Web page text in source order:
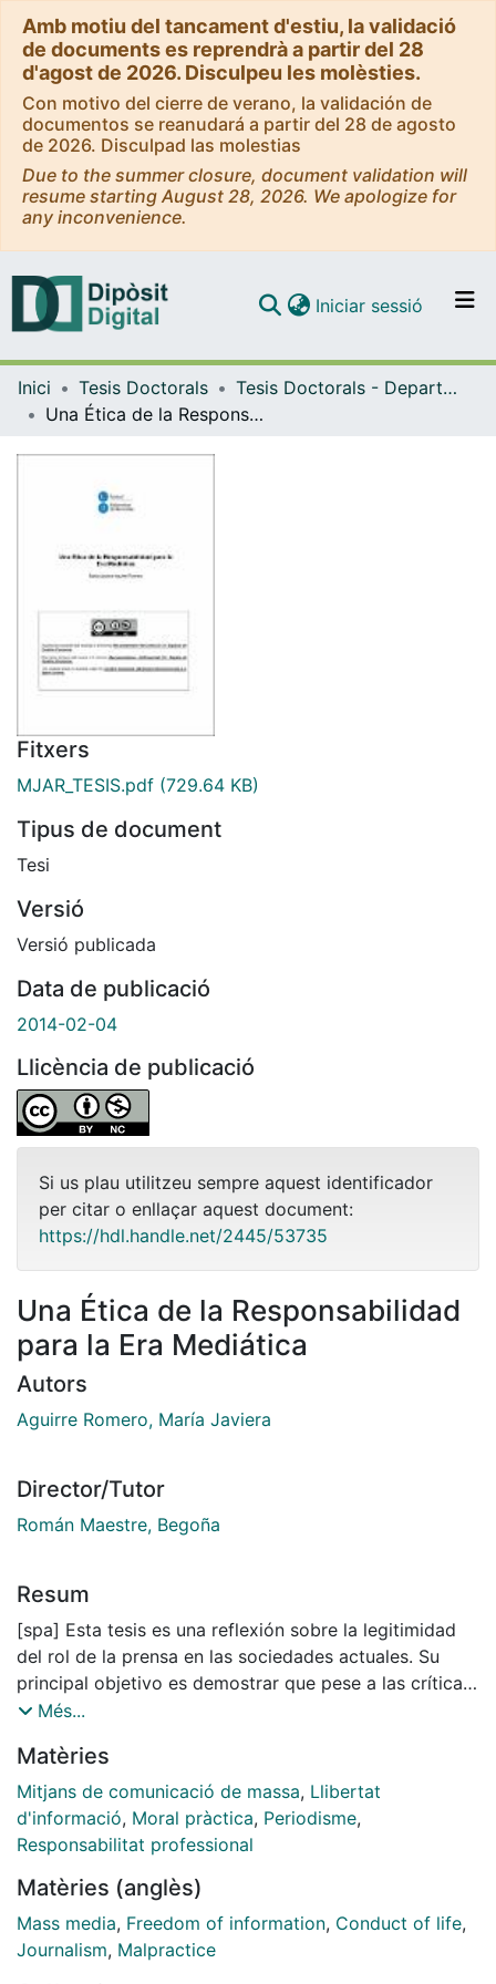
Amb motiu del tancament d'estiu, la validació
de documents es reprendrà a partir del 28
d'agost de 2026. Disculpeu les molèsties.
Con motivo del cierre de verano, la validación de
documentos se reanudará a partir del 28 de agosto
de 2026. Disculpad las molestias
Due to the summer closure, document validation will
resume starting August 28, 2026. We apologize for
any inconvenience.
Navega per tot el DD
Iniciar sessió (current)
Inici Tesis Doctorals
Tesis Doctorals - Departament - Filosofia Teorètica i Pràctica
Una Ética de la Responsabilidad para la Era Mediática
Fitxers
MJAR_TESIS.pdf (729.64 KB)
Tipus de document
Tesi
Versió
Versió publicada
Data de publicació
2014-02-04
Llicència de publicació
Si us plau utilitzeu sempre aquest identificador
per citar o enllaçar aquest document:
https://hdl.handle.net/2445/53735
Una Ética de la Responsabilidad
para la Era Mediática
Autors
Aguirre Romero, María Javiera
Director/Tutor
Román Maestre, Begoña
Resum
[spa] Esta tesis es una reflexión sobre la legitimidad
del rol de la prensa en las sociedades actuales. Su
principal objetivo es demostrar que pese a las críticas
al trabajo de los medios de comunicación y a las
que la prensa heredó de la teoría liberal es necesaria
para la vida democrática. Y que en consecuencia, el
ejercicio del periodismo no está deslegitimado sino
que se ha producido una mala praxis. Por tanto, se
liberal para reinterpretar la función de la prensa y
desde esa reinterpretación valorar y afrontar las malas
prácticas y los desafíos éticos de la profesión
Més...
Matèries
Mitjans de comunicació de massa, Llibertat
d'informació, Moral pràctica, Periodisme,
Responsabilitat professional
Matèries (anglès)
Mass media, Freedom of information, Conduct of life,
Journalism, Malpractice